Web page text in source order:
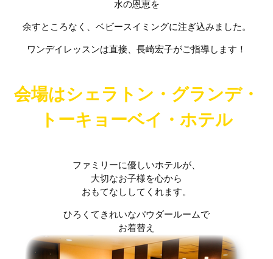
水の恩恵を
余すところなく、ベビースイミングに注ぎ込みました。
ワンデイレッスンは直接、長崎宏子がご指導します！
会場はシェラトン・グランデ・
トーキョーベイ・ホテル
ファミリーに優しいホテルが、
大切なお子様を心から
おもてなししてくれます。
ひろくてきれいなパウダールームで
お着替え